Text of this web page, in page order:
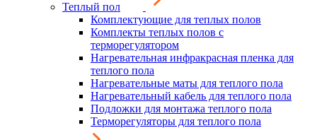
Теплый пол
Комплектующие для теплых полов
Комплекты теплых полов с
терморегулятором
Нагревательная инфракрасная пленка для
теплого пола
Нагревательные маты для теплого пола
Нагревательный кабель для теплого пола
Подложки для монтажа теплого пола
Терморегуляторы для теплого пола